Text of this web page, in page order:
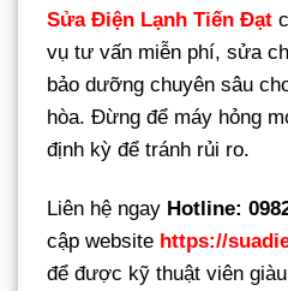
Sửa Điện Lạnh Tiến Đạt
vụ tư vấn miễn phí, sửa
bảo dưỡng chuyên sâu
hòa. Đừng để máy hỏng
định kỳ để tránh rủi ro.
Liên hệ ngay Hotline:
cập website https://
để được kỹ thuật viên